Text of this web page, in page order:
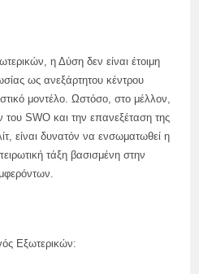
η Δύση δεν είναι έτοιμη
ως ανεξάρτητου κέντρου
μοντέλο. Ωστόσο, στο μέλλον,
του SWO και την επανεξέταση της
είναι δυνατόν να ενσωματωθεί η
τάξη βασισμένη στην
Εξωτερικών: